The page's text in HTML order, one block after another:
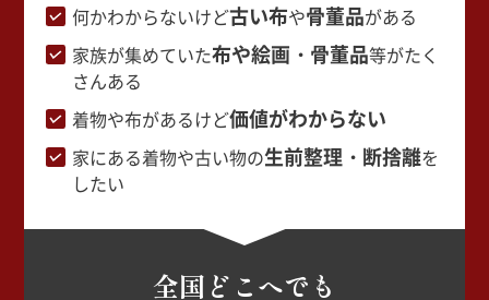
何かわからないけど古い布や骨董品がある
家族が集めていた布や絵画・骨董品等がたく
さんある
着物や布があるけど価値がわからない
家にある着物や古い物の生前整理・断捨離を
したい
全国どこへでも